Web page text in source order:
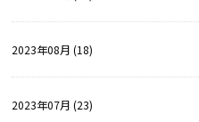
2023年08月 (18)
2023年07月 (23)